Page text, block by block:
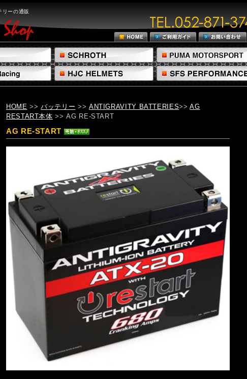
ーの通販
HOME >>バッテリー >> ANTIGRAVITY BATTERIES>>AG
RESTART本体 >> AG RE-START
AG RE-START